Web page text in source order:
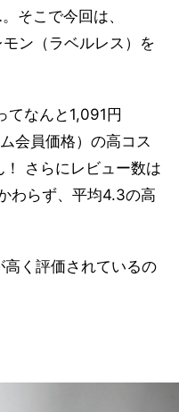
そこで今回は、
ン（ラベルレス）を
なんと1,091円
会員価格）の高コス
さらにレビュー数は
わらず、平均4.3の高
く評価されているの